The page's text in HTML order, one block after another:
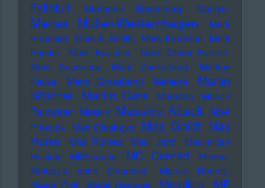
Faithfull
Marianne Rosenberg Marilyn
Marius Müller-Westernhagen
Mark
Benecke Mark E Smith Mark Ernestus Mark
Forster
Mark Knopfler
Mark Oliver Everett
Mark Saunders
Mark Zuckerberg
Markus
Kavka
Marlo Grosshardt Marteria
Martin
Böttcher Martin Gore Marusha
Marvin
Rainwater Massiv Massive Attack Mavi
Phoenix Max Giesinger Max Goldt Max
Herre
Max Romeo Maxi Jazz
Maximilian
Hecker
MBSounds MC Conrad
Meese
Melody's Echo Chamber
Mense Reents